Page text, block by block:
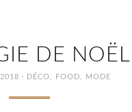
DE NOËL
· DÉCO FOOD MODE